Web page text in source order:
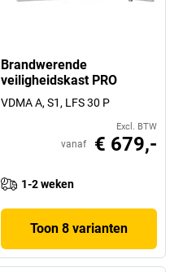
Brandwerende
veiligheidskast PRO
VDMA A, S1, LFS 30 P
Excl. BTW
vanaf € 679,-
1-2 weken
Toon 8 varianten